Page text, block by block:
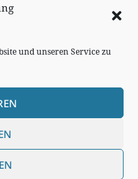
und unseren Service zu